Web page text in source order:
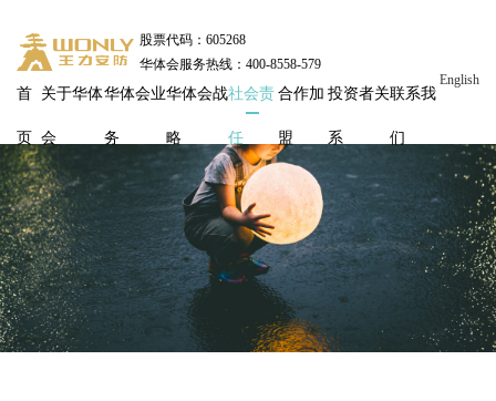
股票代码：605268
华体会服务热线：400-8558-579
首
页
关于华体
会
华体会业
务
华体会战
略
社会责
任
合作加
盟
投资者关
系
联系我
们
English